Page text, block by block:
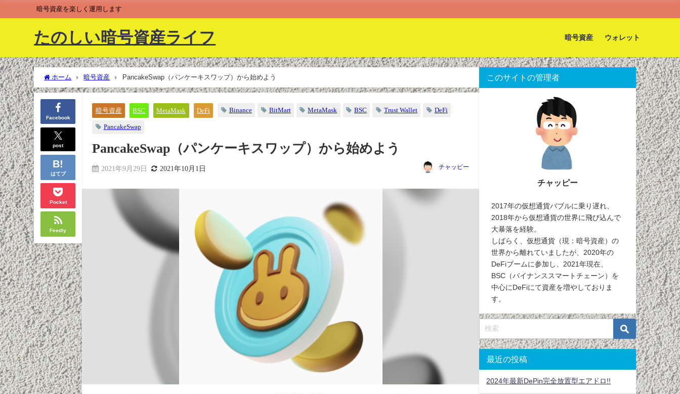
暗号資産を楽しく運用します
たのしい暗号資産ライフ 暗号資産 ウォレット
ホーム 暗号資産 PancakeSwap（パンケーキスワップ）から始めよう
Facebook
post
はてブ
Pocket
Feedly
暗号資産 BSC MetaMask DeFi Binance BitMart MetaMask BSC Trust Wallet DeFi
PancakeSwap
PancakeSwap（パンケーキスワップ）から始めよう
2021年9月29日 2021年10月1日 チャッピー
このサイトの管理者
チャッピー
2017年の仮想通貨バブルに乗り遅れ、
2018年から仮想通貨の世界に飛び込んで
大暴落を経験。
しばらく、仮想通貨（現：暗号資産）の
世界から離れていましたが、2020年の
DeFiブームに参加し、2021年現在、
BSC（バイナンススマートチェーン）を
中心にDeFiにて資産を増やしておりま
す。
最近の投稿
2024年最新DePin完全放置型エアドロ!!